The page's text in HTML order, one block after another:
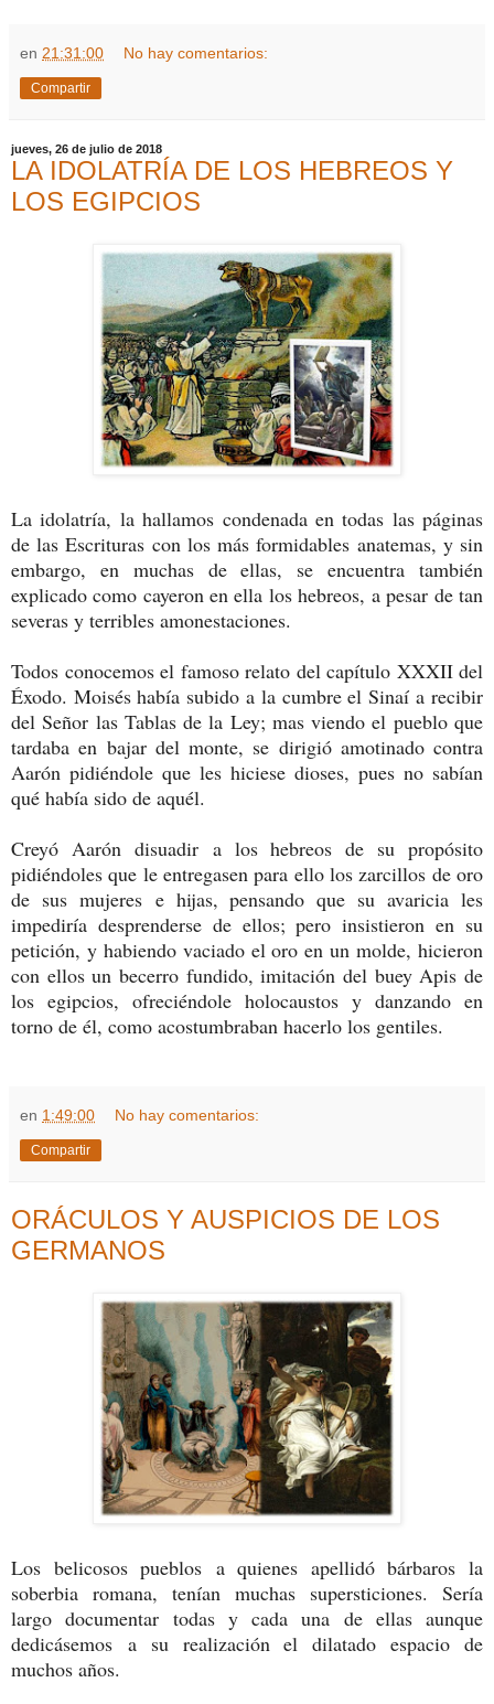
en 21:31:00 No hay comentarios:
Compartir
jueves, 26 de julio de 2018
LA IDOLATRÍA DE LOS HEBREOS Y
LOS EGIPCIOS
La idolatría, la hallamos condenada en todas las páginas
de las Escrituras con los más formidables anatemas, y sin
embargo, en muchas de ellas, se encuentra también
explicado como cayeron en ella los hebreos, a pesar de tan
severas y terribles amonestaciones.
Todos conocemos el famoso relato del capítulo XXXII del
Éxodo. Moisés había subido a la cumbre el Sinaí a recibir
del Señor las Tablas de la Ley; mas viendo el pueblo que
tardaba en bajar del monte, se dirigió amotinado contra
Aarón pidiéndole que les hiciese dioses, pues no sabían
qué había sido de aquél.
Creyó Aarón disuadir a los hebreos de su propósito
pidiéndoles que le entregasen para ello los zarcillos de oro
de sus mujeres e hijas, pensando que su avaricia les
impediría desprenderse de ellos; pero insistieron en su
petición, y habiendo vaciado el oro en un molde, hicieron
con ellos un becerro fundido, imitación del buey Apis de
los egipcios, ofreciéndole holocaustos y danzando en
torno de él, como acostumbraban hacerlo los gentiles.
en 1:49:00 No hay comentarios:
Compartir
ORÁCULOS Y AUSPICIOS DE LOS
GERMANOS
Los belicosos pueblos a quienes apellidó bárbaros la
soberbia romana, tenían muchas supersticiones. Sería
largo documentar todas y cada una de ellas aunque
dedicásemos a su realización el dilatado espacio de
muchos años.